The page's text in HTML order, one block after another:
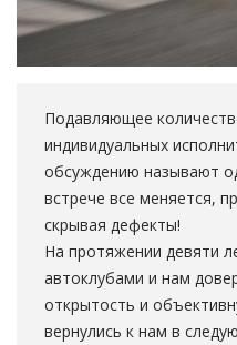
Подавляющее
индивидуальных
обсуждению называют
встрече все меняется,
скрывая дефекты!
На протяжении девяти
автоклубами и нам
открытость и
вернулись к нам в